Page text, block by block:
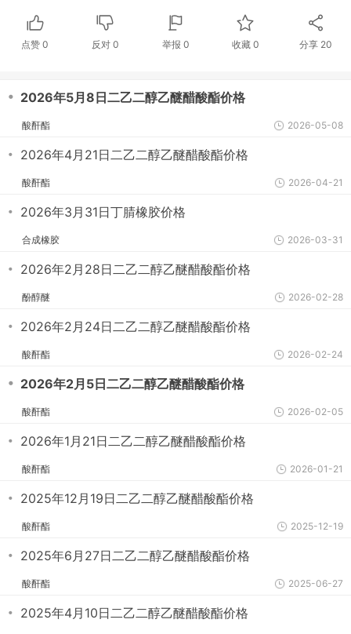
点赞0 反对 0 举报 0 收藏 0 分享 20
・ 2026年5月8日二乙二醇乙醚醋酸酯价格
酸酐酯 2026-05-08
・ 2026年4月21日二乙二醇乙醚醋酸酯价格
酸酐酯 2026-04-21
・ 2026年3月31日丁腈橡胶价格
合成橡胶 2026-03-31
・ 2026年2月28日二乙二醇乙醚醋酸酯价格
酚醇醚 2026-02-28
・ 2026年2月24日二乙二醇乙醚醋酸酯价格
酸酐酯 2026-02-24
・ 2026年2月5日二乙二醇乙醚醋酸酯价格
酸酐酯 2026-02-05
・ 2026年1月21日二乙二醇乙醚醋酸酯价格
酸酐酯 2026-01-21
・ 2025年12月19日二乙二醇乙醚醋酸酯价格
酸酐酯 2025-12-19
・ 2025年6月27日二乙二醇乙醚醋酸酯价格
酸酐酯 2025-06-27
・ 2025年4月10日二乙二醇乙醚醋酸酯价格